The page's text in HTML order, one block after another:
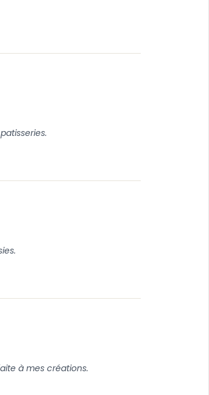
à mes créations.